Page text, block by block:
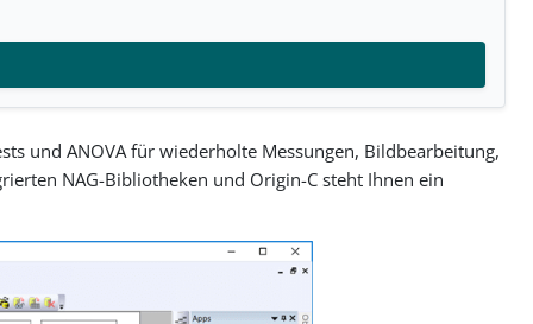
und ANOVA für wiederholte Messungen, Bildbearbeitung,
NAG-Bibliotheken und Origin-C steht Ihnen ein